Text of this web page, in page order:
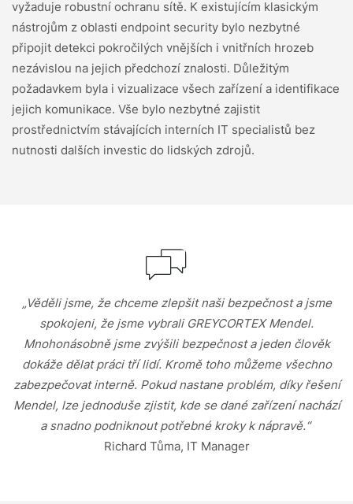
vyžaduje robustní ochranu sítě. K existujícím klasickým
nástrojům z oblasti endpoint security bylo nezbytné
připojit detekci pokročilých vnějších i vnitřních hrozeb
nezávislou na jejich předchozí znalosti. Důležitým
požadavkem byla i vizualizace všech zařízení a identifikace
jejich komunikace. Vše bylo nezbytné zajistit
prostřednictvím stávajících interních IT specialistů bez
nutnosti dalších investic do lidských zdrojů.
„Věděli jsme, že chceme zlepšit naši bezpečnost a jsme
spokojeni, že jsme vybrali GREYCORTEX Mendel.
Mnohonásobně jsme zvýšili bezpečnost a jeden člověk
dokáže dělat práci tří lidí. Kromě toho můžeme všechno
zabezpečovat interně. Pokud nastane problém, díky řešení
Mendel, lze jednoduše zjistit, kde se dané zařízení nachází
a snadno podniknout potřebné kroky k nápravě.“
Richard Tůma, IT Manager